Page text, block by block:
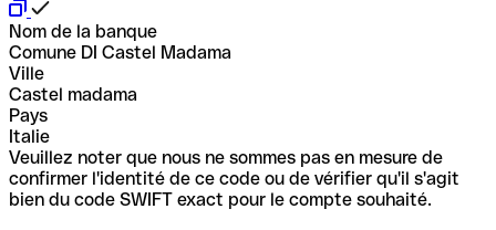
Nom de la banque
Comune DI Castel Madama
Ville
Castel madama
Pays
Italie
Veuillez noter que nous ne sommes pas en mesure de
confirmer l'identité de ce code ou de vérifier qu'il s'agit
bien du code SWIFT exact pour le compte souhaité.